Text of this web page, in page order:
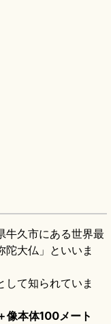
牛久市にある世界最
陀大仏」といいま
して知られていま
像本体100メート